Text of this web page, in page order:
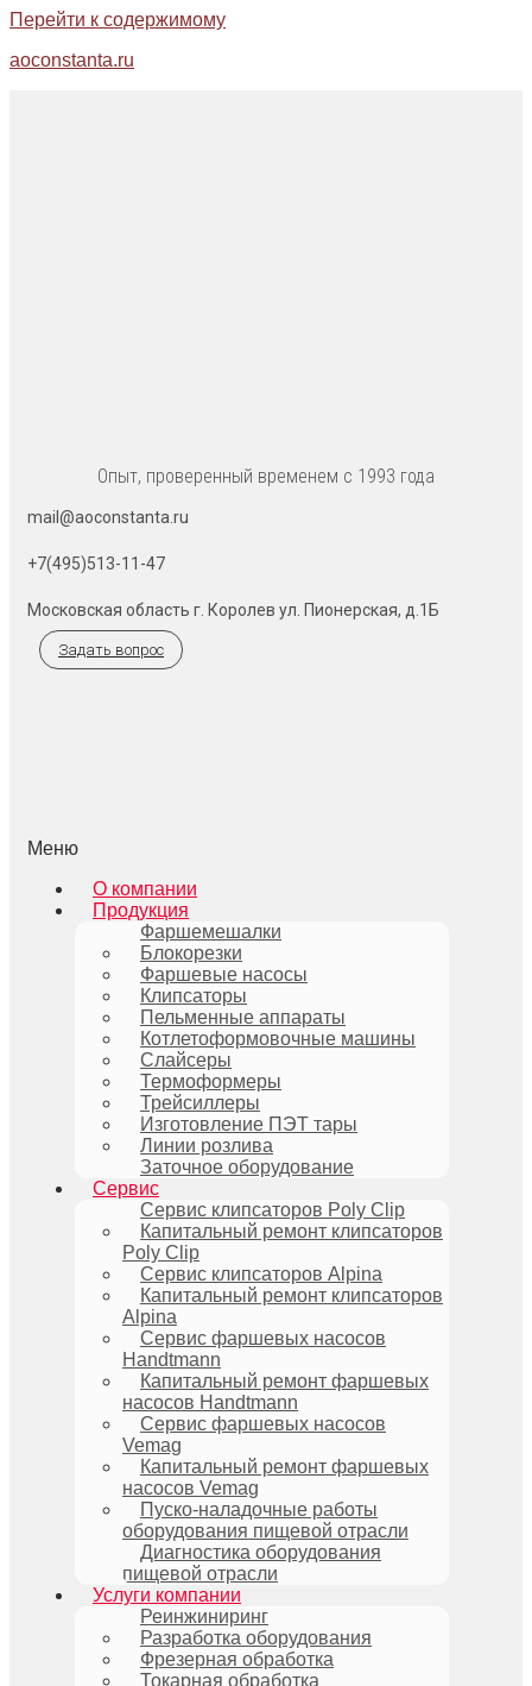
Перейти к содержимому
aoconstanta.ru
Опыт, проверенный временем с 1993 года
mail@aoconstanta.ru
+7(495)513-11-47
Московская область г. Королев ул. Пионерская, д.1Б
Задать вопрос
Меню
О компании
Продукция
Фаршемешалки
Блокорезки
Фаршевые насосы
Клипсаторы
Пельменные аппараты
Котлетоформовочные машины
Слайсеры
Термоформеры
Трейсиллеры
Изготовление ПЭТ тары
Линии розлива
Заточное оборудование
Сервис
Сервис клипсаторов Poly Clip
Капитальный ремонт клипсаторов
Poly Clip
Сервис клипсаторов Alpina
Капитальный ремонт клипсаторов
Alpina
Сервис фаршевых насосов
Handtmann
Капитальный ремонт фаршевых
насосов Handtmann
Сервис фаршевых насосов
Vemag
Капитальный ремонт фаршевых
насосов Vemag
Пуско-наладочные работы
оборудования пищевой отрасли
Диагностика оборудования
пищевой отрасли
Услуги компании
Реинжиниринг
Разработка оборудования
Фрезерная обработка
Токарная обработка